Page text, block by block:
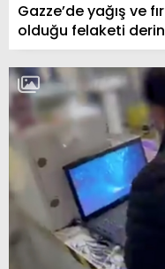
Gazze’de yağış ve
olduğu felaketi